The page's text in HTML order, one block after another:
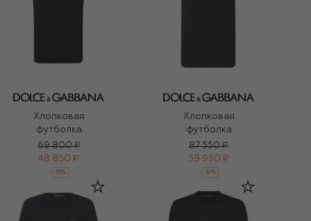
Хлопковая
футболка
69 800 ₽
48 850 ₽
-30%
Хлопковая
футболка
87 550 ₽
59 950 ₽
-30%